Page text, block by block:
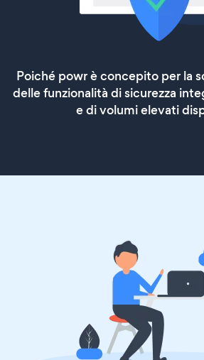
Poiché powr è concepito per la
delle funzionalità di sicurezza
e di volumi elevati